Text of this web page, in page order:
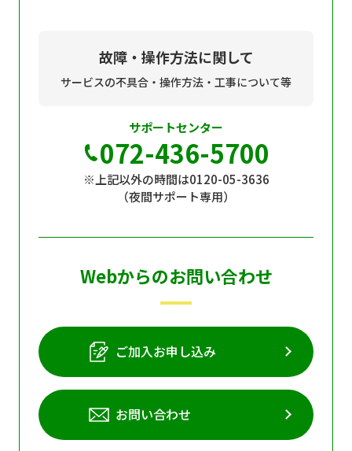
故障・操作方法に関して
サービスの不具合・操作方法・工事について等
サポートセンター
072-436-5700
※上記以外の時間は0120-05-3636
（夜間サポート専用）
Webからのお問い合わせ
ご加入お申し込み
お問い合わせ